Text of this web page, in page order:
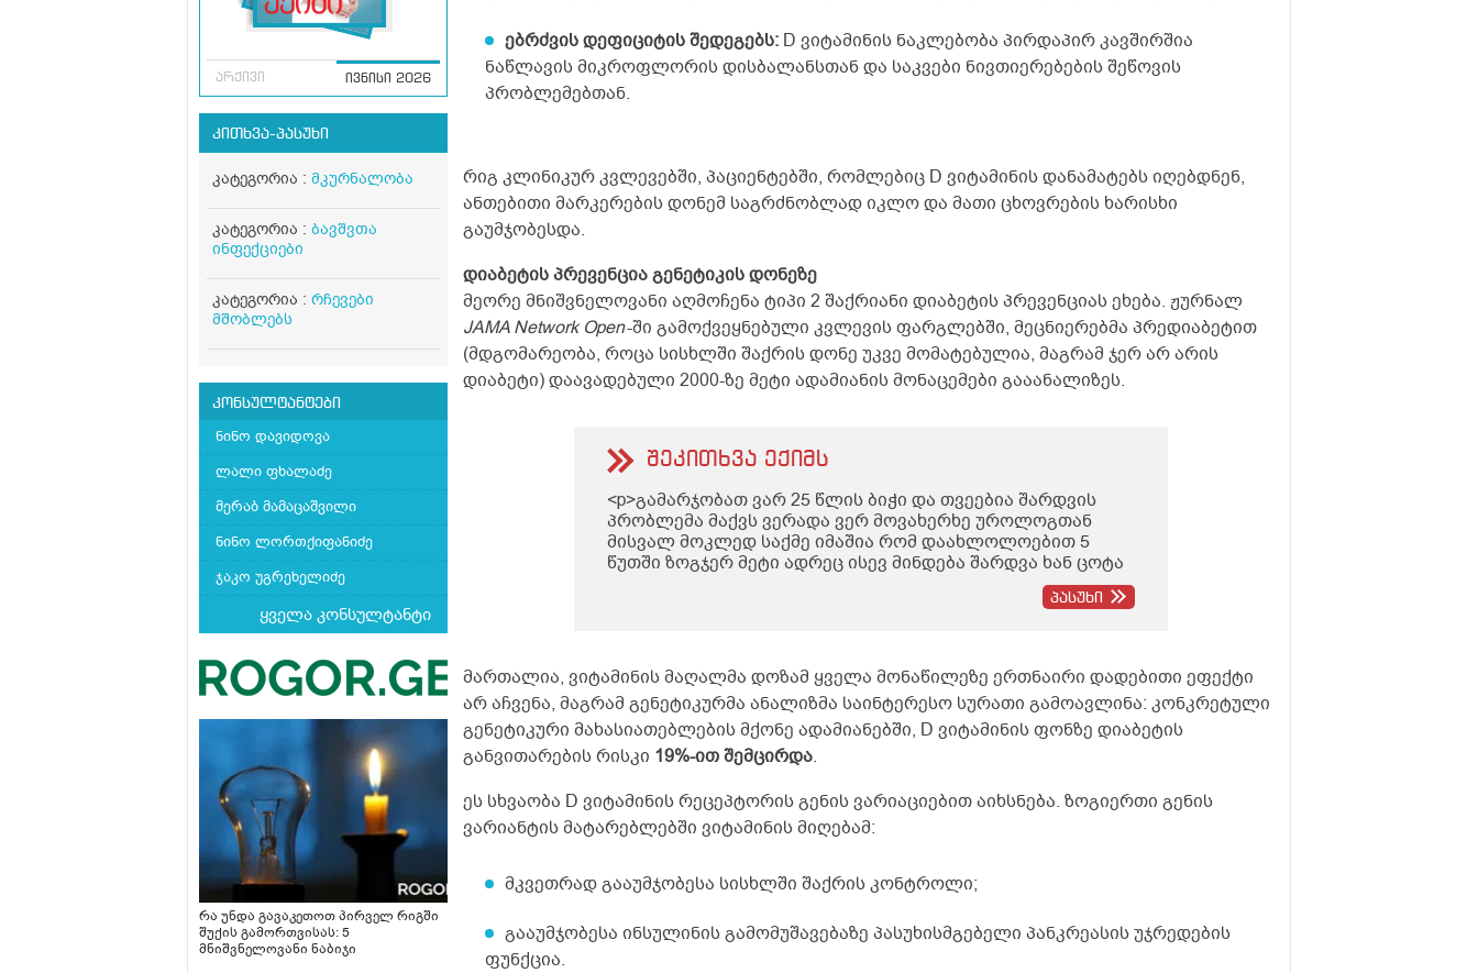
არქივი ივნისი 2026
კითხვა-პასუხი
კატეგორია : მკურნალობა
კატეგორია : ბავშვთა
ინფექციები
კატეგორია : რჩევები
მშობლებს
კონსულტანტები
ნინო დავიდოვა
ლალი ფხალაძე
მერაბ მამაცაშვილი
ნინო ლორთქიფანიძე
ჯაკო უგრეხელიძე
ყველა კონსულტანტი
რა უნდა გავაკეთოთ პირველ რიგში
შუქის გამორთვისას: 5
მნიშვნელოვანი ნაბიჯი
ებრძვის დეფიციტის შედეგებს: D ვიტამინის ნაკლებობა პირდაპირ კავშირშია
ნაწლავის მიკროფლორის დისბალანსთან და საკვები ნივთიერებების შეწოვის
პრობლემებთან.
რიგ კლინიკურ კვლევებში, პაციენტებში, რომლებიც D ვიტამინის დანამატებს იღებდნენ,
ანთებითი მარკერების დონემ საგრძნობლად იკლო და მათი ცხოვრების ხარისხი
გაუმჯობესდა.
დიაბეტის პრევენცია გენეტიკის დონეზე
მეორე მნიშვნელოვანი აღმოჩენა ტიპი 2 შაქრიანი დიაბეტის პრევენციას ეხება. ჟურნალ
JAMA Network Open-ში გამოქვეყნებული კვლევის ფარგლებში, მეცნიერებმა პრედიაბეტით
(მდგომარეობა, როცა სისხლში შაქრის დონე უკვე მომატებულია, მაგრამ ჯერ არ არის
დიაბეტი) დაავადებული 2000-ზე მეტი ადამიანის მონაცემები გააანალიზეს.
შეკითხვა ექიმს
<p>გამარჯობათ ვარ 25 წლის ბიჭი და თვეებია შარდვის
პრობლემა მაქვს ვერადა ვერ მოვახერხე უროლოგთან
მისვალ მოკლედ საქმე იმაშია რომ დაახლოლოებით 5
წუთში ზოგჯერ მეტი ადრეც ისევ მინდება შარდვა ხან ცოტა
გადმოდის ხან ბერვი შუადღისით დიდად არ მაწუხებს
თქვენთან კონსულტაცია და ხო ტელეფონის ნომერი რომ
დამიწეროთ თქვენი</p>
პასუხი
მართალია, ვიტამინის მაღალმა დოზამ ყველა მონაწილეზე ერთნაირი დადებითი ეფექტი
არ აჩვენა, მაგრამ გენეტიკურმა ანალიზმა საინტერესო სურათი გამოავლინა: კონკრეტული
გენეტიკური მახასიათებლების მქონე ადამიანებში, D ვიტამინის ფონზე დიაბეტის
განვითარების რისკი 19%-ით შემცირდა.
ეს სხვაობა D ვიტამინის რეცეპტორის გენის ვარიაციებით აიხსნება. ზოგიერთი გენის
ვარიანტის მატარებლებში ვიტამინის მიღებამ:
მკვეთრად გააუმჯობესა სისხლში შაქრის კონტროლი;
გააუმჯობესა ინსულინის გამომუშავებაზე პასუხისმგებელი პანკრეასის უჯრედების
ფუნქცია.